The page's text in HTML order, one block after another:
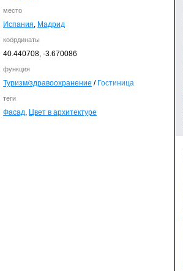
место
Испания, Мадрид
координаты
40.440708, -3.670086
функция
Туризм/здравоохранение / Гостиница
теги
Фасад, Цвет в архитектуре